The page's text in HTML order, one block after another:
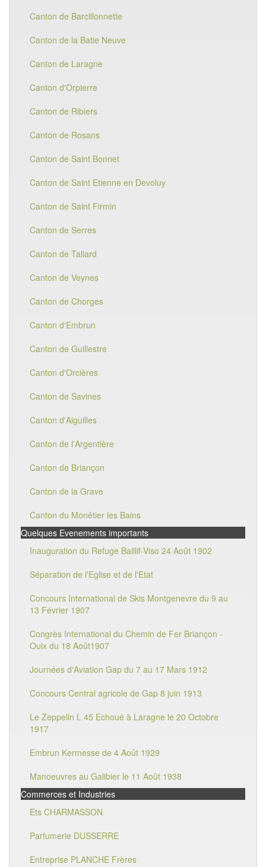
Canton de Barcillonnette
Canton de la Batie Neuve
Canton de Laragne
Canton d'Orpierre
Canton de Ribiers
Canton de Rosans
Canton de Saint Bonnet
Canton de Saint Etienne en Devoluy
Canton de Saint Firmin
Canton de Serres
Canton de Tallard
Canton de Veynes
Canton de Chorges
Canton d'Embrun
Canton de Guillestre
Canton d'Orcières
Canton de Savines
Canton d'Aiguilles
Canton de l'Argentière
Canton de Briançon
Canton de la Grave
Canton du Monêtier les Bains
Quelques Evenements importants
Inauguration du Refuge Baillif-Viso 24 Août 1902
Séparation de l'Eglise et de l'Etat
Concours International de Skis Montgenevre du 9 au
13 Février 1907
Congrès International du Chemin de Fer Briançon -
Oulx du 18 Août1907
Journées d'Aviation Gap du 7 au 17 Mars 1912
Concours Central agricole de Gap 8 juin 1913
Le Zeppelin L 45 Echoué à Laragne le 20 Octobre
1917
Embrun Kermesse de 4 Août 1929
Manoeuvres au Galibier le 11 Août 1938
Commerces et Industries
Ets CHARMASSON
Parfumerie DUSSERRE
Entreprise PLANCHE Frères